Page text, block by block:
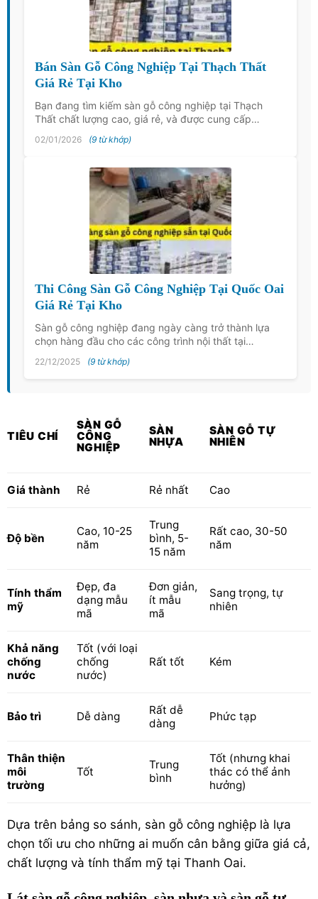
Bán Sàn Gỗ Công Nghiệp Tại Thạch Thất
Giá Rẻ Tại Kho
Bạn đang tìm kiếm sàn gỗ công nghiệp tại Thạch
Thất chất lượng cao, giá rẻ, và được cung cấp…
02/01/2026 (9 từ khớp)
Thi Công Sàn Gỗ Công Nghiệp Tại Quốc Oai
Giá Rẻ Tại Kho
Sàn gỗ công nghiệp đang ngày càng trở thành lựa
chọn hàng đầu cho các công trình nội thất tại…
22/12/2025 (9 từ khớp)
TIÊU CHÍ
SÀN GỖ
CÔNG
NGHIỆP
SÀN
NHỰA
SÀN GỖ TỰ
NHIÊN
Giá thành Rẻ Rẻ nhất Cao
Độ bền
Cao, 10-25
năm
Trung
bình, 5-
15 năm
Rất cao, 30-50
năm
Tính thẩm
mỹ
Đẹp, đa
dạng mẫu
mã
Đơn giản,
ít mẫu
mã
Sang trọng, tự
nhiên
Khả năng
chống
nước
Tốt (với loại
chống
nước)
Rất tốt Kém
Bảo trì Dễ dàng
Rất dễ
dàng
Phức tạp
Thân thiện
môi
trường
Tốt
Trung
bình
Tốt (nhưng khai
thác có thể ảnh
hưởng)
Dựa trên bảng so sánh, sàn gỗ công nghiệp là lựa
chọn tối ưu cho những ai muốn cân bằng giữa giá cả,
chất lượng và tính thẩm mỹ tại Thanh Oai.